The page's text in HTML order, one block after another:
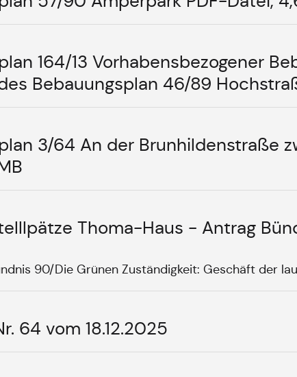
164/13 Vorhabensbezogener
Bebauungsplan 46/89
3/64 An der Brunhildenstraße
Thoma-Haus - Antrag
90/Die Grünen Zuständigkeit: Geschäft der
64 vom 18.12.2025